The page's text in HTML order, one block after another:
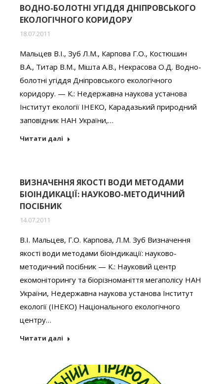
ВОДНО-БОЛОТНІ УГІДДЯ ДНІПРОВСЬКОГО
ЕКОЛОГІЧНОГО КОРИДОРУ
18.07.2011
Мальцев В.І., Зуб Л.М., Карпова Г.О., Костюшин
В.А., Титар В.М., Мішта А.В., Некрасова О.Д. Водно-
болотні угіддя Дніпровського екологічного
коридору. — К.: Недержавна наукова установа
Інститут екології ІНЕКО, Карадазький природний
заповідник НАН України,…
Читати далі
ВИЗНАЧЕННЯ ЯКОСТІ ВОДИ МЕТОДАМИ
БІОІНДИКАЦІЇ: НАУКОВО-МЕТОДИЧНИЙ
ПОСІБНИК
14.07.2011
В.І. Мальцев, Г.О. Карпова, Л.М. Зуб Визначення
якості води методами біоіндикації: науково-
методичний посібник — К.: Науковий центр
екомоніторингу та біорізноманіття мегаполісу НАН
України, Недержавна наукова установа Інститут
екології (ІНЕКО) Національного екологічного
центру…
Читати далі